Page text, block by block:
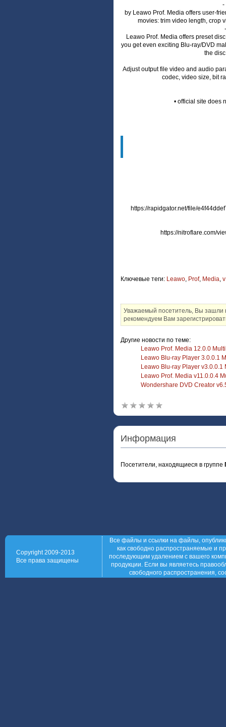
-
by Leawo Prof. Media offers user-
movies: trim video length, crop
Leawo Prof. Media offers preset
you get even exciting Blu-ray/DVD
the
Adjust output file video and audio
codec, video size, bit
• official site does
https://rapidgator.net/file/
https://nitroflare.com/
Ключевые теги: Leawo, Prof, Media,
Уважаемый посетитель, Вы зашли
рекомендуем Вам
Другие новости по теме:
Leawo Prof. Media 12.0.0
Leawo Blu-ray Player 3.0.0.1
Leawo Blu-ray Player v3.0.0.1
Leawo Prof. Media v11.0.0.4
Wondershare DVD Creator
Информация
Посетители, находящиеся в группе
Copyright 2009-2013
Все права защищены
Все файлы и ссылки на файлы,
как свободно распространяемые и
последующим удалением с вашего
продукции. Если вы являетесь
свободного распространения,